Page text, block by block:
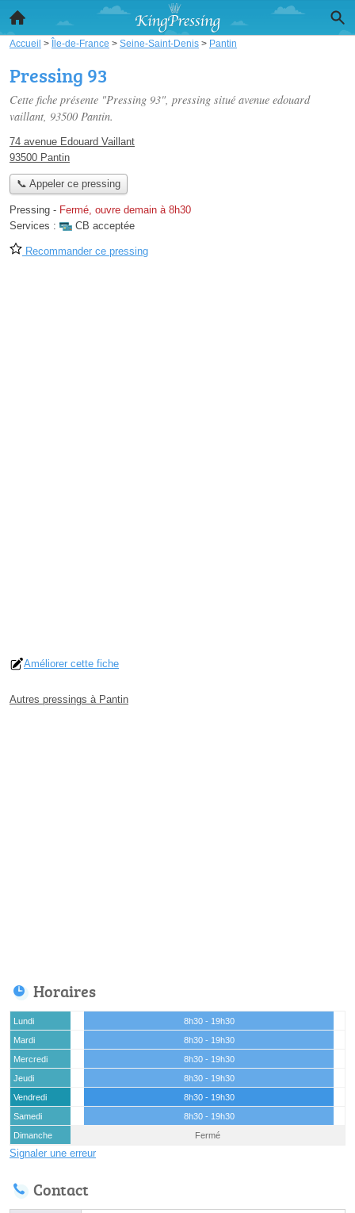
Accueil > Île-de-France > Seine-Saint-Denis > Pantin
Pressing 93
Cette fiche présente "Pressing 93", pressing situé avenue edouard
vaillant, 93500 Pantin.
74 avenue Edouard Vaillant
93500 Pantin
📞 Appeler ce pressing
Pressing - Fermé, ouvre demain à 8h30
Services :
CB acceptée
Recommander ce pressing
Améliorer cette fiche
Autres pressings à Pantin
Horaires
Lundi
8h30 - 19h30
Mardi
8h30 - 19h30
Mercredi
8h30 - 19h30
Jeudi
8h30 - 19h30
Vendredi
8h30 - 19h30
Samedi
8h30 - 19h30
Dimanche
Fermé
Signaler une erreur
Contact